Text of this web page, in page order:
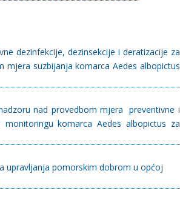
dezinfekcije, dezinsekcije i deratizacije za
mjera suzbijanja komarca Aedes albopictus
nad provedbom mjera preventivne i
komarca Aedes albopictus za
upravljanja pomorskim dobrom u općoj